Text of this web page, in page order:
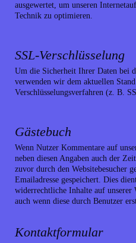
ausgewertet, um unseren
Technik zu optimieren.
SSL-Verschlüsselung
Um die Sicherheit Ihrer Daten bei
verwenden wir dem aktuellen
Verschlüsselungsverfahren (z. B.
Gästebuch
Wenn Nutzer Kommentare auf
neben diesen Angaben auch der
zuvor durch den Websitebesucher
Emailadresse gespeichert. Dies
widerrechtliche Inhalte auf unserer
auch wenn diese durch Benutzer
Kontaktformular